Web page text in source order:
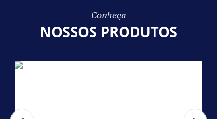
Conheça
NOSSOS PRODUTOS